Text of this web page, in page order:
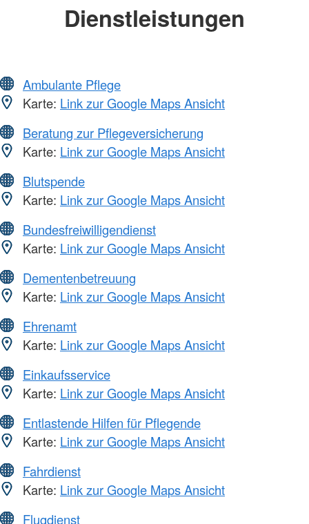
Dienstleistungen
Ambulante Pflege
Karte: Link zur Google Maps Ansicht
Beratung zur Pflegeversicherung
Karte: Link zur Google Maps Ansicht
Blutspende
Karte: Link zur Google Maps Ansicht
Bundesfreiwilligendienst
Karte: Link zur Google Maps Ansicht
Dementenbetreuung
Karte: Link zur Google Maps Ansicht
Ehrenamt
Karte: Link zur Google Maps Ansicht
Einkaufsservice
Karte: Link zur Google Maps Ansicht
Entlastende Hilfen für Pflegende
Karte: Link zur Google Maps Ansicht
Fahrdienst
Karte: Link zur Google Maps Ansicht
Flugdienst